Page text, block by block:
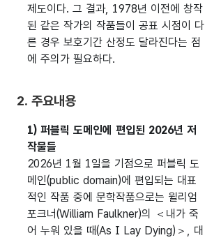
제도이다. 그 결과, 1978년 이전에 창작
된 같은 작가의 작품들이 공표 시점이 다
른 경우 보호기간 산정도 달라진다는 점
에 주의가 필요하다.
2. 주요내용
1) 퍼블릭 도메인에 편입된 2026년 저
작물들
2026년 1월 1일을 기점으로 퍼블릭 도
메인(public domain)에 편입되는 대표
적인 작품 중에 문학작품으로는 윌리엄
포크너(William Faulkner)의 ＜내가 죽
어 누워 있을 때(As I Lay Dying)＞, 대